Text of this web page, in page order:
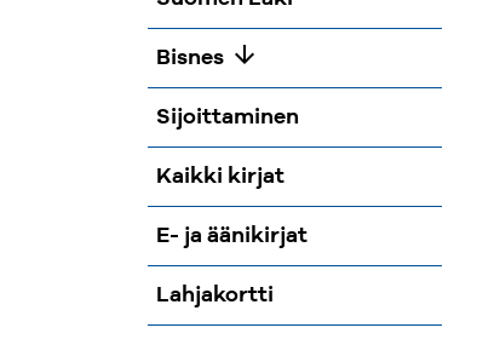
Bisnes arrow_downward
Sijoittaminen
Kaikki kirjat
E- ja äänikirjat
Lahjakortti